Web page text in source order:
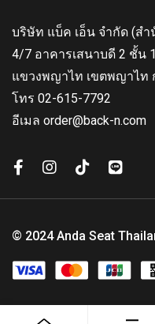
บริษัท แบ็ค เอ็น จำกัด (ส
4/7 อาคารเสนาบดี 2 ชั้
แขวงพญาไท เขตพญาไท
โทร 02-615-7792
อีเมล order@back-n.com
© 2024 Anda Seat